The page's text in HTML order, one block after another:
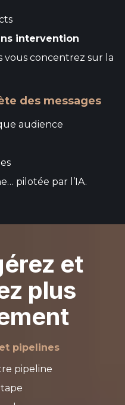
intervention
vous concentrez sur la
des messages
audience
pilotée par l’IA.
et
plus
pipelines
pipeline